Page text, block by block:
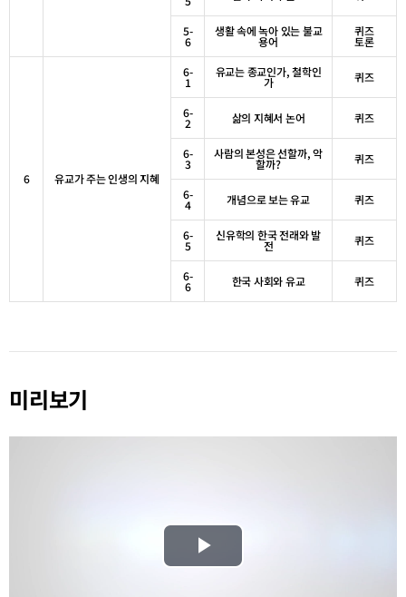
5-
6
생활 속에 녹아 있는 불교
용어
퀴즈
토론
6 유교가 주는 인생의 지혜
6-
1
유교는 종교인가,철학인
가 퀴즈
6-
2 삶의 지혜서 논어 퀴즈
6-
3
사람의 본성은 선할까,악
할까? 퀴즈
6-
4 개념으로 보는 유교 퀴즈
6-
5
신유학의 한국 전래와 발
전 퀴즈
6-
6 한국 사회와 유교 퀴즈
미리보기
Play